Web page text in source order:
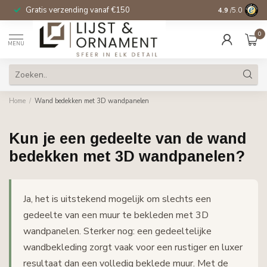
Gratis verzending vanaf €150 14 dagen
4.9 /5.0
MENU
0
Home / Wand bedekken met 3D wandpanelen
Kun je een gedeelte van de wand
bedekken met 3D wandpanelen?
Ja, het is uitstekend mogelijk om slechts een
gedeelte van een muur te bekleden met 3D
wandpanelen. Sterker nog: een gedeeltelijke
wandbekleding zorgt vaak voor een rustiger en luxer
resultaat dan een volledig beklede muur. Met de